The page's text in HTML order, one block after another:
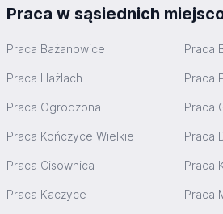
Praca w sąsiednich
Praca Bażanowice Praca
Praca Hażlach Praca
Praca Ogrodzona Praca
Praca Kończyce Wielkie Praca
Praca Cisownica Praca
Praca Kaczyce Praca